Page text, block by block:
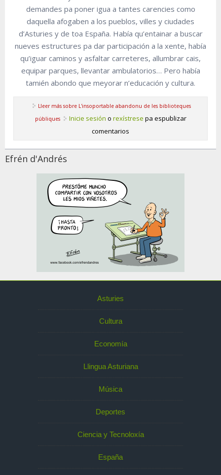
demandes pa poner igua a tantes carencies como
daquella afogaben a los pueblos, villes y ciudades
d’Asturies y de toa España. Había qu’entainar a buscar
nueves estructures pa dar participación a la xente, había
qu’iguar caminos y asfaltar carreteres, allumbrar cais,
equipar parques, llevantar ambulatorios… Pero había
tamién abondo que meyorar n’educación y cultura.
Lleer mássobre L'insoportable abandonu de les biblioteques
públiques
Inicie sesión o rexístrese pa espublizar
comentarios
Efrén d'Andrés
Asturies
Cultura
Economía
Llingua Asturiana
Música
Deportes
Ciencia y Tecnoloxía
España